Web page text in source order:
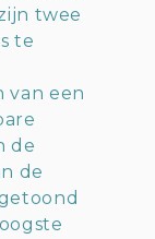
twee
te
van een
de
de